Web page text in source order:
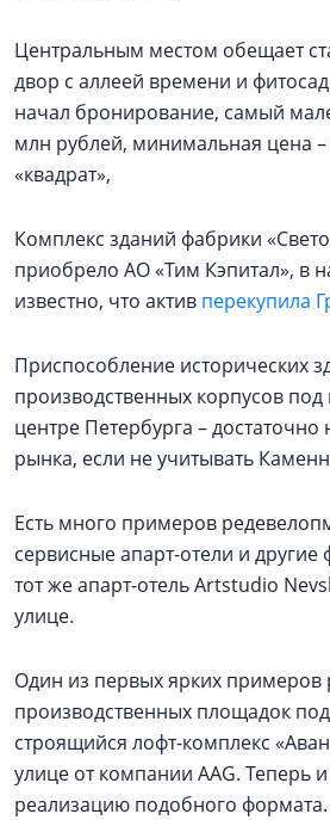
Центральным местом обещает
двор с аллеей времени и
начал бронирование, самый
млн рублей, минимальная цена –
«квадрат»,
Комплекс зданий фабрики
приобрело АО «Тим Кэпитал», в
известно, что актив перекупила
Приспособление исторических
производственных корпусов
центре Петербурга –
рынка, если не учитывать
Есть много примеров
сервисные апарт-отели и
тот же апарт-отель Artstudio
улице.
Один из первых ярких примеров
производственных площадок
строящийся лофт-комплекс
улице от компании AAG. Теперь и
реализацию подобного